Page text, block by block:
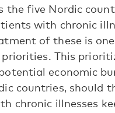
the five Nordic
with chronic
of these is
This
economic
countries, should
chronic illnesses